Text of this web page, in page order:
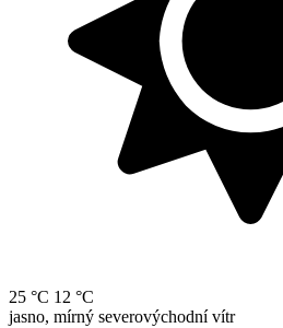
25 °C 12 °C
jasno, mírný severovýchodní vítr